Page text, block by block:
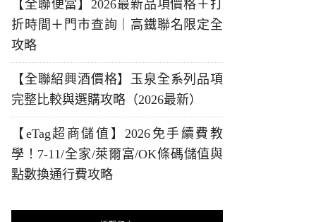
【全聯便當】2026最新品項價格＋打
折時間＋門市查詢｜高鐵聯名限定全
攻略
【全聯紹興酒價格】玉泉全系列品項
完整比較與選購攻略（2026最新）
【eTag超商儲值】2026免手續費教
學！7-11/全家/萊爾富/OK條碼儲值與
點數換通行費攻略